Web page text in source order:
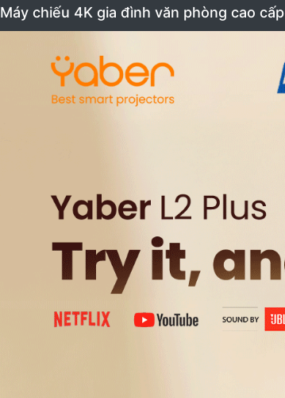
Máy chiếu 4K gia đình văn phòng cao cấp